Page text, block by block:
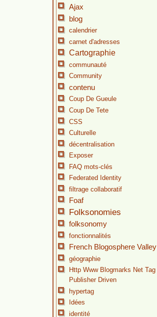
Ajax
blog
calendrier
carnet d'adresses
Cartographie
communauté
Community
contenu
Coup De Gueule
Coup De Tete
CSS
Culturelle
décentralisation
Exposer
FAQ mots-clés
Federated Identity
filtrage collaboratif
Foaf
Folksonomies
folksonomy
fonctionnalités
French Blogosphere Valley
géographie
Http Www Blogmarks Net Tag
Publisher Driven
hypertag
Idées
identité